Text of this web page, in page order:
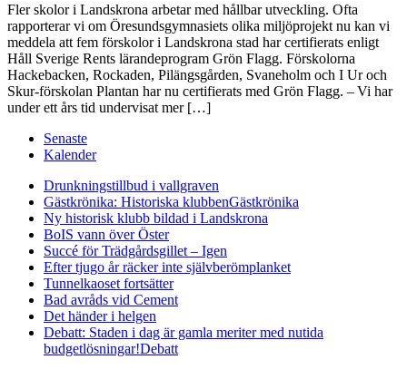
Fler skolor i Landskrona arbetar med hållbar utveckling. Ofta
rapporterar vi om Öresundsgymnasiets olika miljöprojekt nu kan vi
meddela att fem förskolor i Landskrona stad har certifierats enligt
Håll Sverige Rents lärandeprogram Grön Flagg. Förskolorna
Hackebacken, Rockaden, Pilängsgården, Svaneholm och I Ur och
Skur-förskolan Plantan har nu certifierats med Grön Flagg. – Vi har
under ett års tid undervisat mer […]
Senaste
Kalender
Drunkningstillbud i vallgraven
Gästkrönika: Historiska klubbenGästkrönika
Ny historisk klubb bildad i Landskrona
BoIS vann över Öster
Succé för Trädgårdsgillet – Igen
Efter tjugo år räcker inte självberömplanket
Tunnelkaoset fortsätter
Bad avråds vid Cement
Det händer i helgen
Debatt: Staden i dag är gamla meriter med nutida
budgetlösningar!Debatt